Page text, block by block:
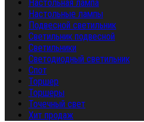
Настольная лампа
Настольные лампы
Подвесной светильник
Светильник подвесной
Светильники
Светодиодный светильник
Спот
Торшер
Торшеры
Точечный свет
Хит продаж